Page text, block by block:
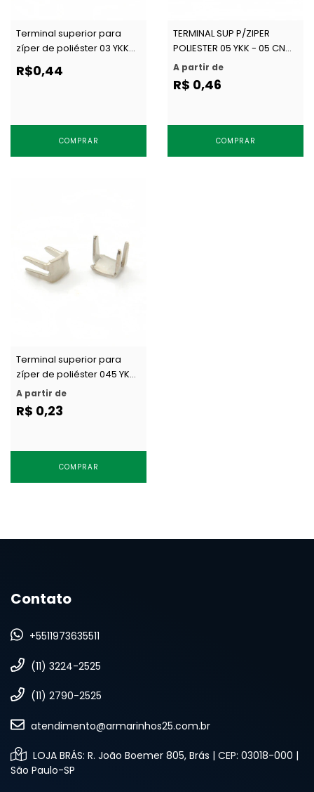
Terminal superior para
zíper de poliéster 03 YKK
03 C TS c/ 1 par
R$0,44
COMPRAR
TERMINAL SUP P/ZIPER
POLIESTER 05 YKK - 05 CN
TS1 par
A partir de
R$ 0,46
COMPRAR
Terminal superior para
zíper de poliéster 045 YKK
045 C TS c/ 1 par
A partir de
R$ 0,23
COMPRAR
Contato
+5511973635511
(11) 3224-2525
(11) 2790-2525
atendimento@armarinhos25.com.br
LOJA BRÁS: R. João Boemer 805, Brás | CEP: 03018-000 |
São Paulo-SP